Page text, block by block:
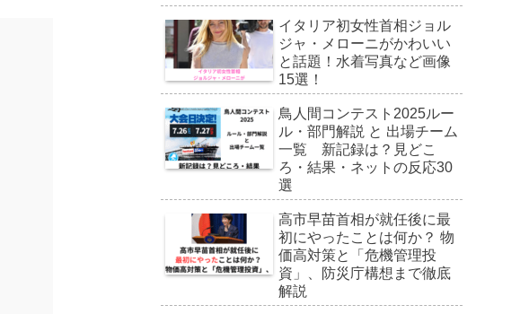
イタリア初女性首相ジョル
ジャ・メローニがかわいい
と話題！水着写真など画像
15選！
鳥人間コンテスト2025ルー
ル・部門解説 と 出場チーム
一覧 新記録は？見どこ
ろ・結果・ネットの反応30
選
高市早苗首相が就任後に最
初にやったことは何か？ 物
価高対策と「危機管理投
資」、防災庁構想まで徹底
解説